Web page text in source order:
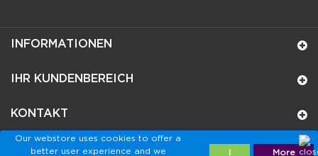
Our webstore uses cookies to offer a
better user experience and we
More
INFORMATIONEN
IHR KUNDENBEREICH
KONTAKT